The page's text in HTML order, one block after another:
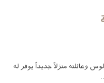
وعائلته منزلاً جديداً يوفر له